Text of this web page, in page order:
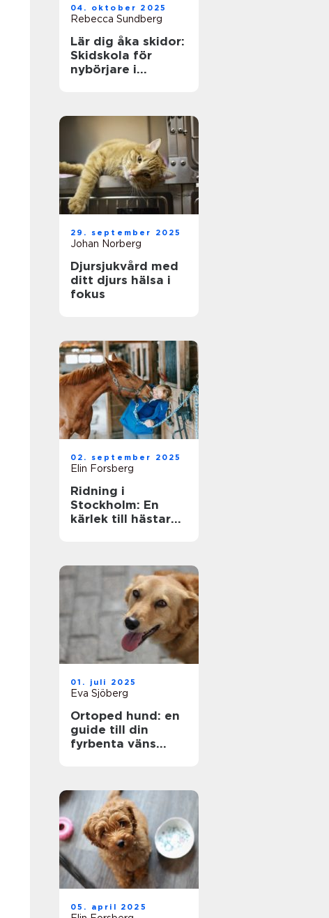
04. oktober 2025
Rebecca Sundberg
Lär dig åka skidor:
Skidskola för
nybörjare i
29. september 2025
Johan Norberg
Djursjukvård med
ditt djurs hälsa i
fokus
02. september 2025
Elin Forsberg
Ridning i
Stockholm: En
kärlek till hästar
01. juli 2025
Eva Sjöberg
Ortoped hund: en
guide till din
fyrbenta väns
05. april 2025